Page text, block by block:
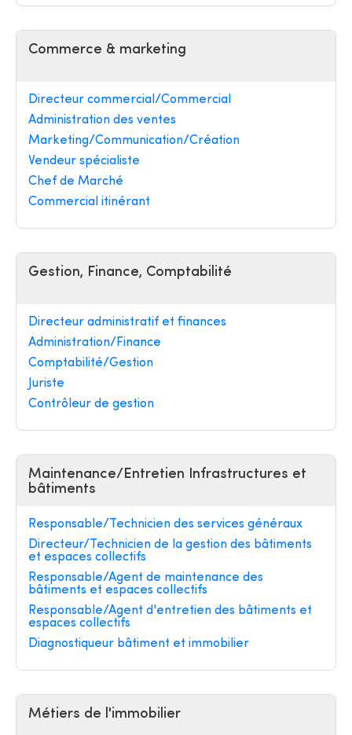
Commerce & marketing
Directeur commercial/Commercial
Administration des ventes
Marketing/Communication/Création
Vendeur spécialiste
Chef de Marché
Commercial itinérant
Gestion, Finance, Comptabilité
Directeur administratif et finances
Administration/Finance
Comptabilité/Gestion
Juriste
Contrôleur de gestion
Maintenance/Entretien Infrastructures et
bâtiments
Responsable/Technicien des services généraux
Directeur/Technicien de la gestion des bâtiments
et espaces collectifs
Responsable/Agent de maintenance des
bâtiments et espaces collectifs
Responsable/Agent d'entretien des bâtiments et
espaces collectifs
Diagnostiqueur bâtiment et immobilier
Métiers de l'immobilier